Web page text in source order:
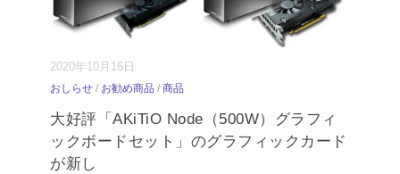
2020年10月16日
おしらせ / お勧め商品 / 商品
大好評「AKiTiO Node（500W）グラフィ
ックボードセット」のグラフィックカード
が新し